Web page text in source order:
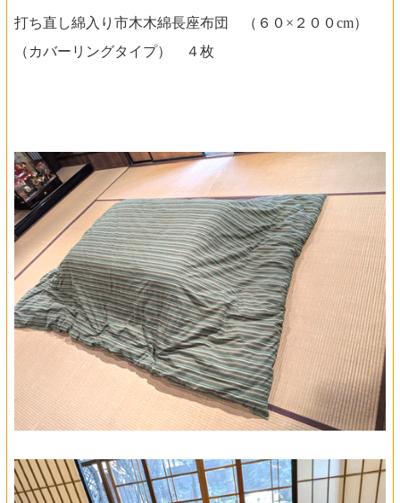
打ち直し綿入り市木木綿長座布団 （６０×２００cm）
（カバーリングタイプ） ４枚